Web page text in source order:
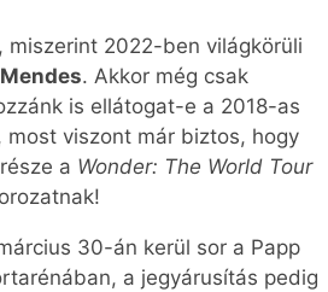
miszerint 2022-ben világkörüli
. Akkor még csak
is ellátogat-e a 2018-as
most viszont már biztos, hogy
a Wonder: The World Tour
30-án kerül sor a Papp
a jegyárusítás pedig